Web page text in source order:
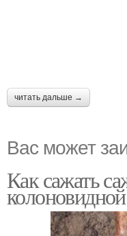
читать дальше →
Вас может
Как сажать